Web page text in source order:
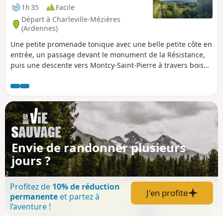
1h 35
Facile
Départ à Charleville-Mézières
(Ardennes)
Une petite promenade tonique avec une belle petite côte en
entrée, un passage devant le monument de la Résistance,
puis une descente vers Montcy-Saint-Pierre à travers bois
l'arrivée par la Voie Verte.
Envie de randonner plusieurs
jours ?
Profitez de 10% de réduction
permanenteet partez à
l’aventure !
J'en profite